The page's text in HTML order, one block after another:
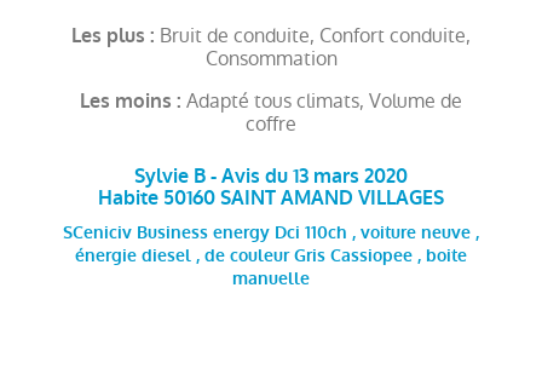
Les plus : Bruit de conduite, Confort conduite,
Consommation
Les moins : Adapté tous climats, Volume de
coffre
Sylvie B - Avis du 13 mars 2020
Habite 50160 SAINT AMAND VILLAGES
SCeniciv Business energy Dci 110ch , voiture neuve ,
énergie diesel , de couleur Gris Cassiopee , boite
manuelle